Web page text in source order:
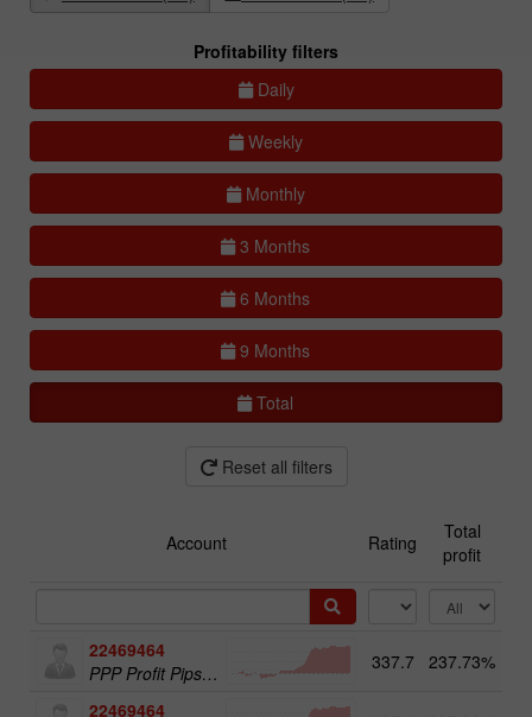
Profitability filters
Daily
Weekly
Monthly
3 Months
6 Months
9 Months
Total
Reset all filters
Account Rating
Total
profit
22469464
PPP Profit Pips Plus
337.7 237.73%
22469464